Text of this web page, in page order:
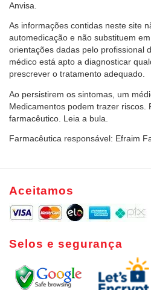
Anvisa.
As informações contidas neste site
automedicação e não substituem
orientações dadas pelo profissional
médico está apto a diagnosticar
prescrever o tratamento adequado.
Ao persistirem os sintomas, um
Medicamentos podem trazer riscos.
farmacêutico. Leia a bula.
Farmacêutica responsável: Efraim
Aceitamos
Selos e segurança